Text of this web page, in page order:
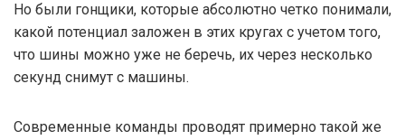
Но были гонщики, которые абсолютно четко понимали,
какой потенциал заложен в этих кругах с учетом того,
что шины можно уже не беречь, их через несколько
секунд снимут с машины.
Современные команды проводят примерно такой же